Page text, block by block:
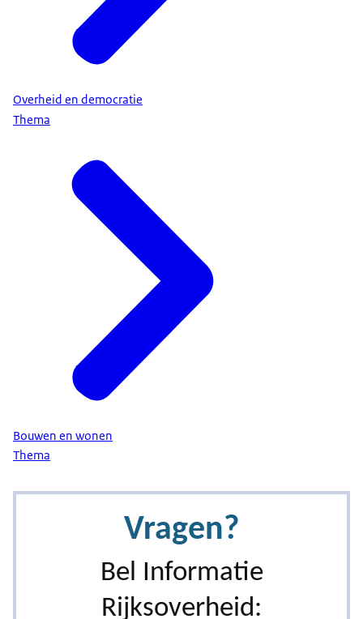
Overheid en democratie
Thema
Bouwen en wonen
Thema